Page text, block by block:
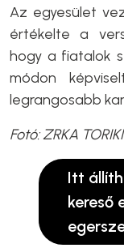
Az egyesület
értékelte a
hogy a fiatalok
módon
legrangosabb
Fotó: ZRKA TORIKI
Itt
kereső